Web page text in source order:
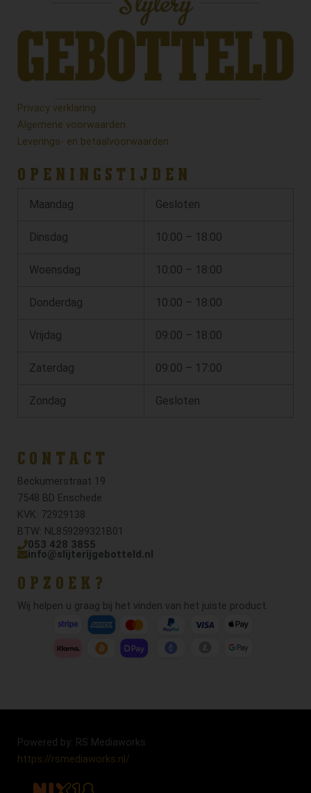
Privacy verklaring
Algemene voorwaarden
Leverings- en betaalvoorwaarden
OPENINGSTIJDEN
Maandag Gesloten
Dinsdag 10:00 – 18:00
Woensdag 10:00 – 18:00
Donderdag 10:00 – 18:00
Vrijdag 09:00 – 18:00
Zaterdag 09:00 – 17:00
Zondag Gesloten
CONTACT
Beckumerstraat 19
7548 BD Enschede
KVK: 72929138
BTW: NL859289321B01
053 428 3855
info@slijterijgebotteld.nl
OPZOEK?
Wij helpen u graag bij het vinden van het juiste product.
Powered by: RS Mediaworks
https://rsmediaworks.nl/